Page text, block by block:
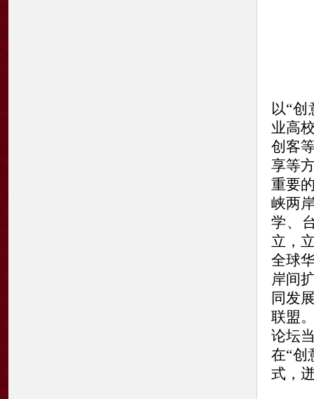
以“
业高
创客
享等
重要
峡两
学、
立，
全球
岸间
同发
联盟
论坛
在“创
式，